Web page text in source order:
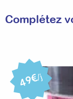
Complétez
49€/j